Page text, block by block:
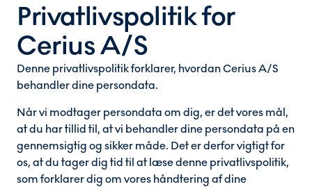
Privatlivspolitik for
Cerius A/S
Denne privatlivspolitik forklarer, hvordan Cerius A/S
behandler dine persondata.
Når vi modtager persondata om dig, er det vores mål,
at du har tillid til, at vi behandler dine persondata på en
gennemsigtig og sikker måde. Det er derfor vigtigt for
os, at du tager dig tid til at læse denne privatlivspolitik,
som forklarer dig om vores håndtering af dine